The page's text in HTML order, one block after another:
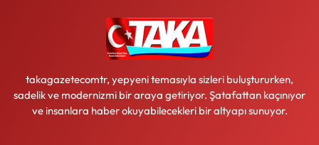
takagazetecomtr, yepyeni temasıyla sizleri buluştururken,
sadelik ve modernizmi bir araya getiriyor. Şatafattan kaçınıyor
ve insanlara haber okuyabilecekleri bir altyapı sunuyor.